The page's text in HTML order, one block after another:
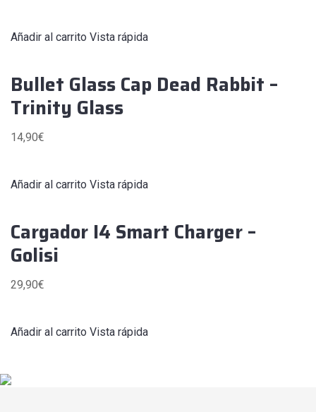
Añadir al carrito Vista rápida
Bullet Glass Cap Dead Rabbit –
Trinity Glass
14,90€
Añadir al carrito Vista rápida
Cargador I4 Smart Charger –
Golisi
29,90€
Añadir al carrito Vista rápida